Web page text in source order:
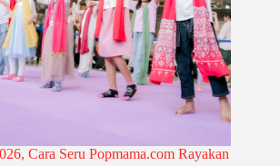
Cara Seru Popmama.com Rayakan